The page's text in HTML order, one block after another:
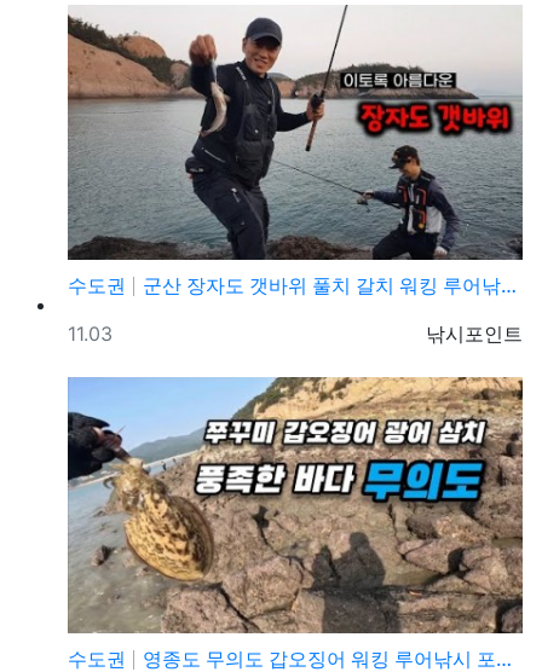
수도권
군산 장자도 갯바위 풀치 갈치 워킹 루어낚시 포인트
등록자
낚시포인트
등록일
11.03
수도권
영종도 무의도 갑오징어 워킹 루어낚시 포인트 및 채비정…